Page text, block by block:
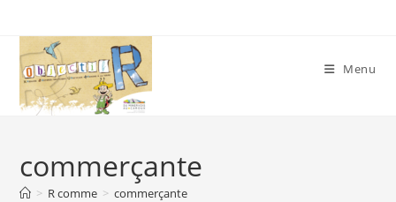
content
Menu
commerçante
> R comme > commerçante